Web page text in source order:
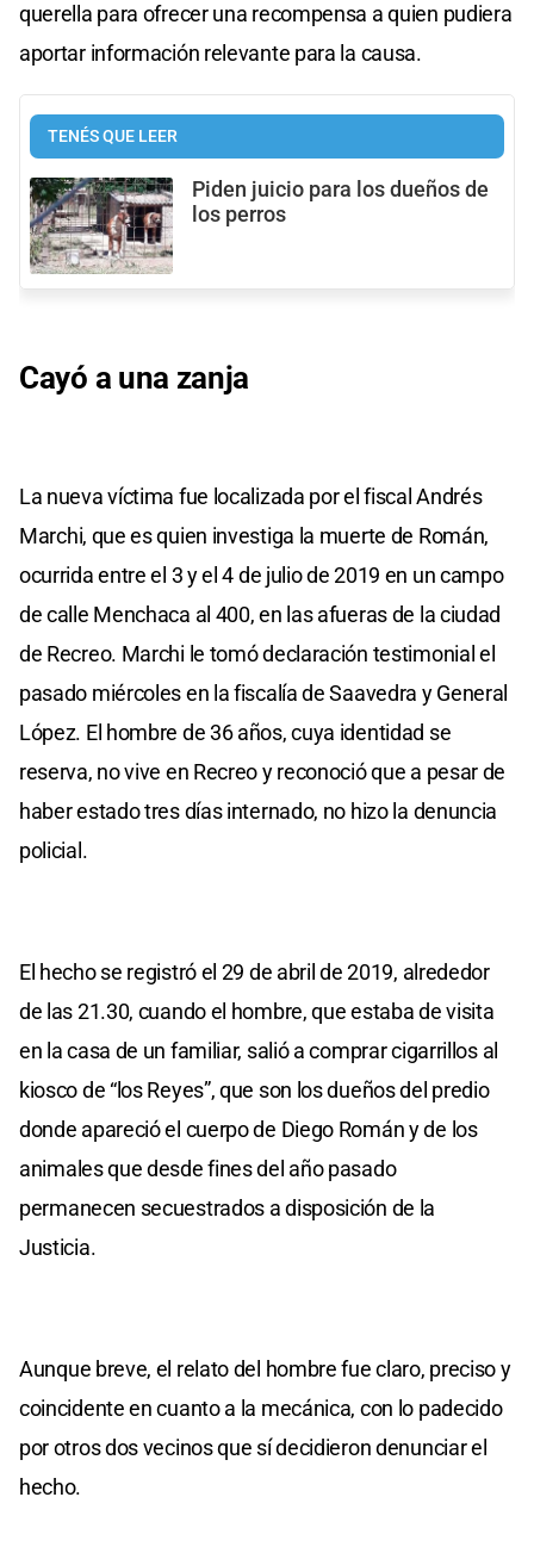
querella para ofrecer una recompensa a quien pudiera
aportar información relevante para la causa.
TENÉS QUE LEER
Piden juicio para los dueños de
los perros
Cayó a una zanja
La nueva víctima fue localizada por el fiscal Andrés
Marchi, que es quien investiga la muerte de Román,
ocurrida entre el 3 y el 4 de julio de 2019 en un campo
de calle Menchaca al 400, en las afueras de la ciudad
de Recreo. Marchi le tomó declaración testimonial el
pasado miércoles en la fiscalía de Saavedra y General
López. El hombre de 36 años, cuya identidad se
reserva, no vive en Recreo y reconoció que a pesar de
haber estado tres días internado, no hizo la denuncia
policial.
El hecho se registró el 29 de abril de 2019, alrededor
de las 21.30, cuando el hombre, que estaba de visita
en la casa de un familiar, salió a comprar cigarrillos al
kiosco de “los Reyes”, que son los dueños del predio
donde apareció el cuerpo de Diego Román y de los
animales que desde fines del año pasado
permanecen secuestrados a disposición de la
Justicia.
Aunque breve, el relato del hombre fue claro, preciso y
coincidente en cuanto a la mecánica, con lo padecido
por otros dos vecinos que sí decidieron denunciar el
hecho.